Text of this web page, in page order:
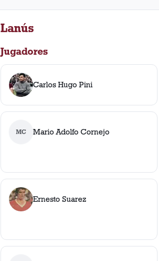
Lanús
Jugadores
Carlos Hugo Pini
MC Mario Adolfo Cornejo
Ernesto Suarez